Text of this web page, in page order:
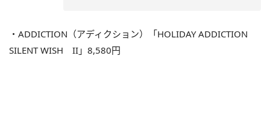
・ADDICTION（アディクション）「HOLIDAY ADDICTION
SILENT WISH II」8,580円